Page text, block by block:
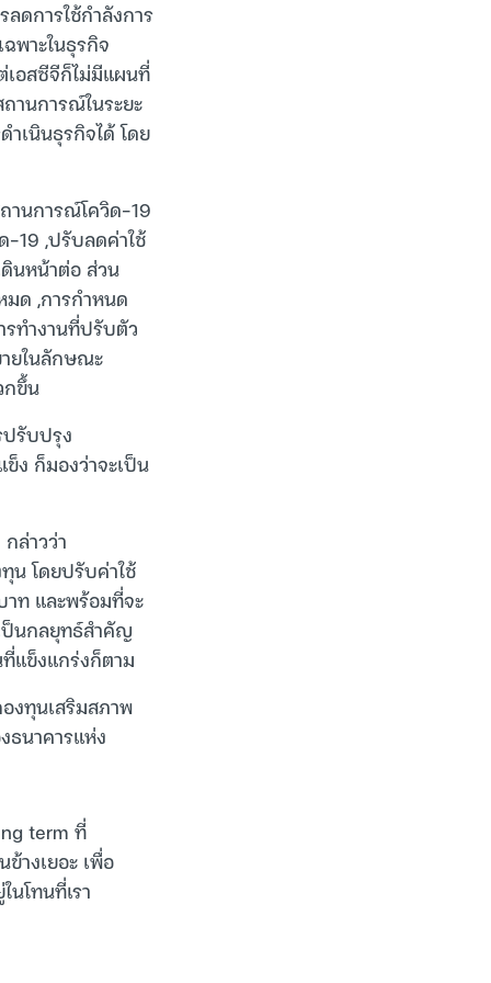
ดการใช้กำลังการ
พาะในธุรกิจ
เอสซีจีก็ไม่มีแผนที่
านการณ์ในระยะ
เนินธุรกิจได้ โดย
านการณ์โควิด-19
-19 ,ปรับลดค่าใช้
ดินหน้าต่อ ส่วน
มด ,การกำหนด
รทำงานที่ปรับตัว
ยในลักษณะ
กขึ้น
ปรับปรุง
ง ก็มองว่าจะเป็น
ล่าวว่า
น โดยปรับค่าใช้
ท และพร้อมที่จะ
ป็นกลยุทธ์สำคัญ
แข็งแกร่งก็ตาม
งทุนเสริมสภาพ
ธนาคารแห่ง
term ที่
างเยอะ เพื่อ
โทนที่เรา